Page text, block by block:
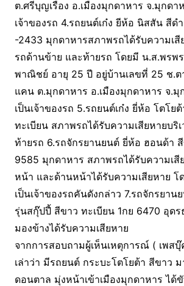
ต.ศรีบุญเรือง อ.เมืองมุกดาหาร จ.มุกดา
เจ้าของรถ 4.รถยนต์เก๋ง ยีห้อ นิสสัน สีด
-2433 มุกดาหารสภาพรถได้รับความเสี
รถด้านข้าย และท้ายรถ โดยมี น.ส.พร
พาณิชย์ อายุ 25 ปี อยู่บ้านเลขที่ 25 ช.
แคน ต.มุกดาหาร อ.เมืองมุกดาหาร จ.มุ
เป็นเจ้าของรถ 5.รถยนต์เก๋ง ยี่ห้อ โตโย
ทะเบียน สภาพรถได้รับความเสียหายบริ
ท้ายรถ 6.รถจักรยานยนต์ ยี่ห้อ ฮอนด้า สี
9585 มุกดาหาร สภาพรถได้รับความเสี
หน้า และด้านหน้าได้รับความเสียหาย
เป็นเจ้าของรถคันดังกล่าว 7.รถจักรยา
รุ่นสกุ๊ปปี้ สีขาว ทะเบียน 1กย 6470 อุด
มองข้างได้รับความเสียหาย
จากการสอบถามผู้เห็นเหตุการณ์ ( เพส
เล่าว่า มีรถยนต์ กระบะโตโยต้า สีขาว ม
ดอนตาล มุ่งหน้าเข้าเมืองมุกดาหาร ได้